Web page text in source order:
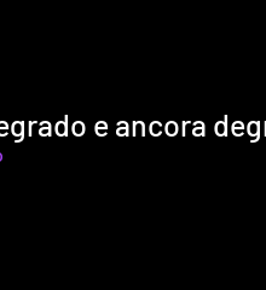
e ancora